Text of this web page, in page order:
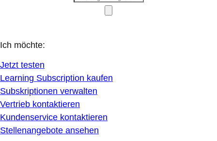
Ich möchte:
Jetzt testen
Learning Subscription kaufen
Subskriptionen verwalten
Vertrieb kontaktieren
Kundenservice kontaktieren
Stellenangebote ansehen